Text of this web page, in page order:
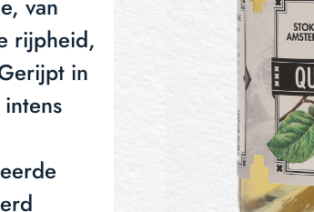
van
rijpheid,
in